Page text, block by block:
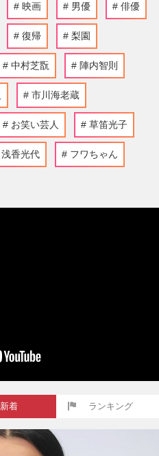
映画 男優 俳優
復帰 梨園
中村芝翫 陣内智則
市川海老蔵
お笑い芸人 草笛光子
浅香光代 フワちゃん
新着 ランキング